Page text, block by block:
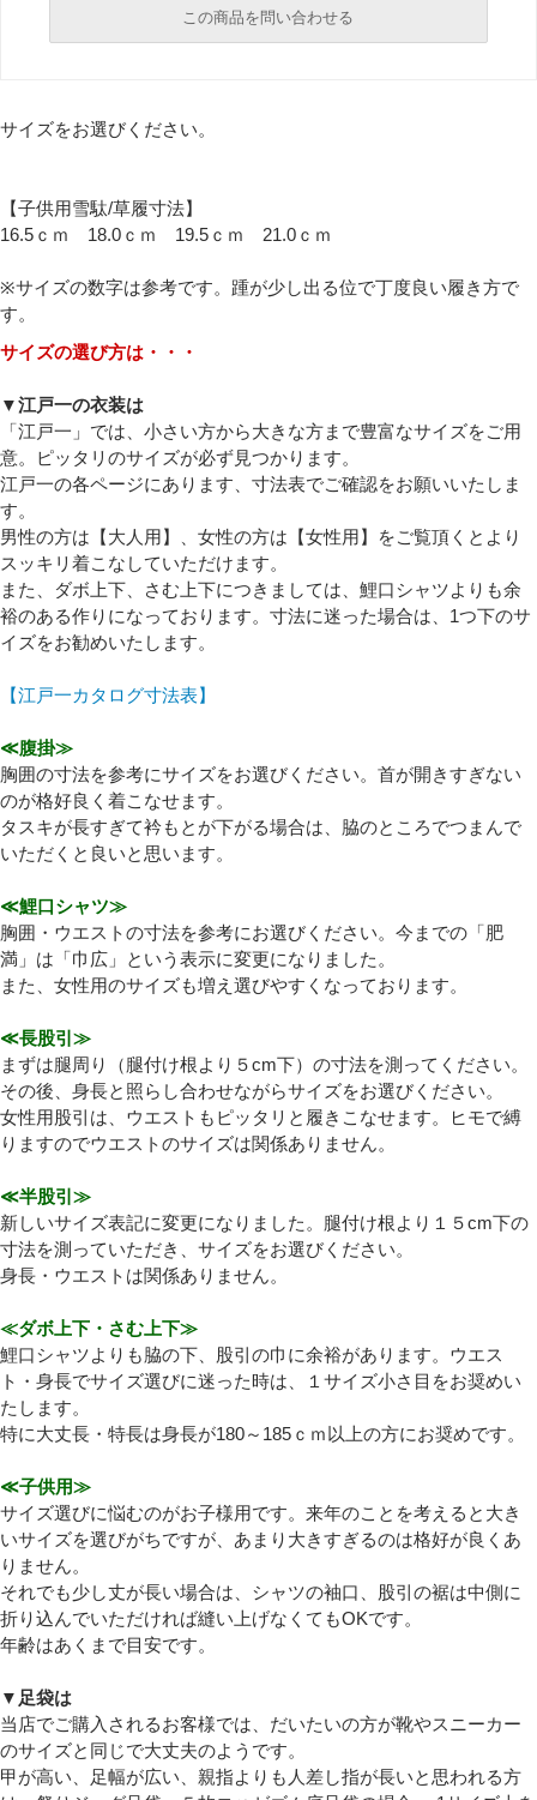
この商品を問い合わせる
Eメール
プライバシーポリシーをご確認ください。
プライバシーポリシーを確認しました。
サイズをお選びください。
【子供用雪駄/草履寸法】
16.5ｃｍ 18.0ｃｍ 19.5ｃｍ 21.0ｃｍ
※サイズの数字は参考です。踵が少し出る位で丁度良い履き方で
す。
サイズの選び方は・・・
▼江戸一の衣装は
「江戸一」では、小さい方から大きな方まで豊富なサイズをご用
意。ピッタリのサイズが必ず見つかります。
江戸一の各ページにあります、寸法表でご確認をお願いいたしま
す。
男性の方は【大人用】、女性の方は【女性用】をご覧頂くとより
スッキリ着こなしていただけます。
また、ダボ上下、さむ上下につきましては、鯉口シャツよりも余
裕のある作りになっております。寸法に迷った場合は、1つ下のサ
イズをお勧めいたします。
【江戸一カタログ寸法表】
≪腹掛≫
胸囲の寸法を参考にサイズをお選びください。首が開きすぎない
のが格好良く着こなせます。
タスキが長すぎて衿もとが下がる場合は、脇のところでつまんで
いただくと良いと思います。
≪鯉口シャツ≫
胸囲・ウエストの寸法を参考にお選びください。今までの「肥
満」は「巾広」という表示に変更になりました。
また、女性用のサイズも増え選びやすくなっております。
≪長股引≫
まずは腿周り（腿付け根より５cm下）の寸法を測ってください。
その後、身長と照らし合わせながらサイズをお選びください。
女性用股引は、ウエストもピッタリと履きこなせます。ヒモで縛
りますのでウエストのサイズは関係ありません。
≪半股引≫
新しいサイズ表記に変更になりました。腿付け根より１５cm下の
寸法を測っていただき、サイズをお選びください。
身長・ウエストは関係ありません。
≪ダボ上下・さむ上下≫
鯉口シャツよりも脇の下、股引の巾に余裕があります。ウエス
ト・身長でサイズ選びに迷った時は、１サイズ小さ目をお奨めい
たします。
特に大丈長・特長は身長が180～185ｃｍ以上の方にお奨めです。
≪子供用≫
サイズ選びに悩むのがお子様用です。来年のことを考えると大き
いサイズを選びがちですが、あまり大きすぎるのは格好が良くあ
りません。
それでも少し丈が長い場合は、シャツの袖口、股引の裾は中側に
折り込んでいただければ縫い上げなくてもOKです。
年齢はあくまで目安です。
▼足袋は
当店でご購入されるお客様では、だいたいの方が靴やスニーカー
のサイズと同じで大丈夫のようです。
甲が高い、足幅が広い、親指よりも人差し指が長いと思われる方